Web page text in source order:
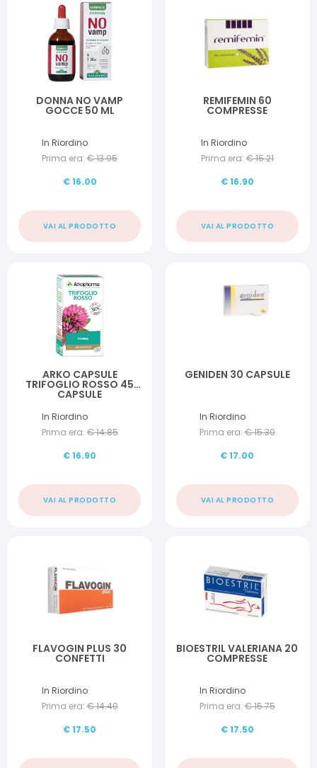
DONNA NO VAMP
GOCCE 50 ML
In Riordino
Prima era: €13.95
€16.00
VAI AL PRODOTTO
REMIFEMIN 60
COMPRESSE
In Riordino
Prima era: €15.21
€16.90
VAI AL PRODOTTO
ARKO CAPSULE
TRIFOGLIO ROSSO 45
CAPSULE
In Riordino
Prima era: €14.85
€16.90
VAI AL PRODOTTO
GENIDEN 30 CAPSULE
In Riordino
Prima era: €15.30
€17.00
VAI AL PRODOTTO
FLAVOGIN PLUS 30
CONFETTI
In Riordino
Prima era: €14.40
€17.50
BIOESTRIL VALERIANA 20
COMPRESSE
In Riordino
Prima era: €15.75
€17.50